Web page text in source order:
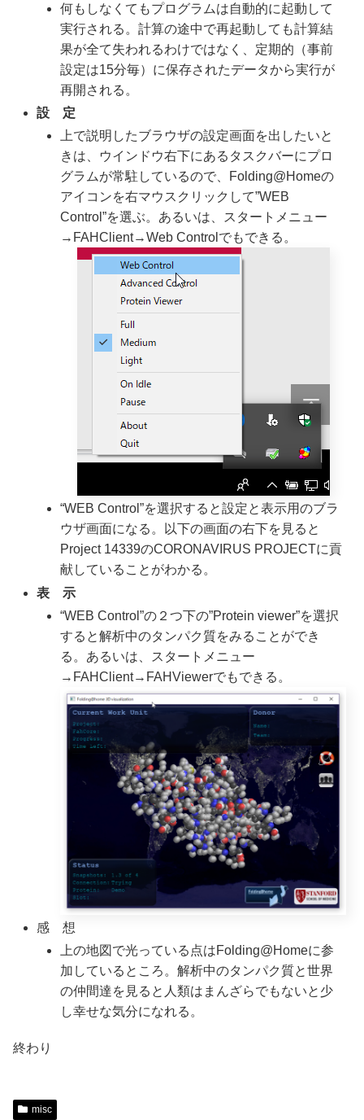
何もしなくてもプログラムは自動的に起動して
実行される。計算の途中で再起動しても計算結
果が全て失われるわけではなく、定期的（事前
設定は15分毎）に保存されたデータから実行が
再開される。
設 定
上で説明したブラウザの設定画面を出したいと
きは、ウインドウ右下にあるタスクバーにプロ
グラムが常駐しているので、Folding@Homeの
アイコンを右マウスクリックして”WEB
Control”を選ぶ。あるいは、スタートメニュー
→FAHClient→Web Controlでもできる。
“WEB Control”を選択すると設定と表示用のブラ
ウザ画面になる。以下の画面の右下を見ると
Project 14339のCORONAVIRUS PROJECTに貢
献していることがわかる。
表 示
“WEB Control”の２つ下の”Protein viewer”を選択
すると解析中のタンパク質をみることができ
る。あるいは、スタートメニュー
→FAHClient→FAHViewerでもできる。
感 想
上の地図で光っている点はFolding@Homeに参
加しているところ。解析中のタンパク質と世界
の仲間達を見ると人類はまんざらでもないと少
し幸せな気分になれる。
終わり
misc